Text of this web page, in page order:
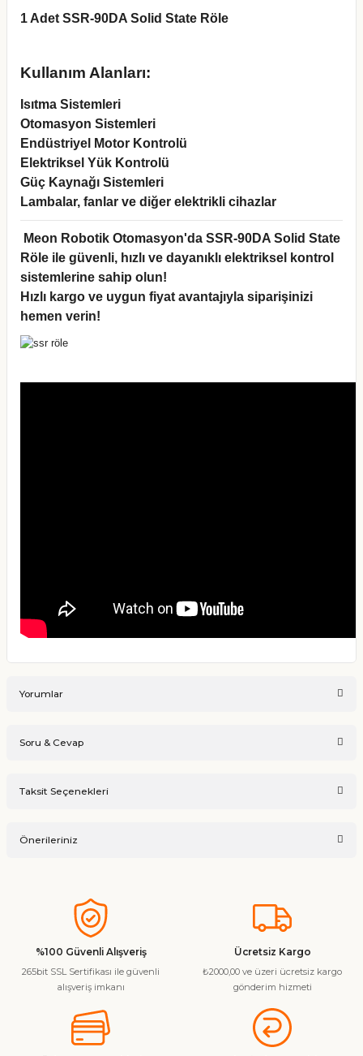
1 Adet SSR-90DA Solid State Röle
Kullanım Alanları:
Isıtma Sistemleri
Otomasyon Sistemleri
Endüstriyel Motor Kontrolü
Elektriksel Yük Kontrolü
Güç Kaynağı Sistemleri
Lambalar, fanlar ve diğer elektrikli cihazlar
Meon Robotik Otomasyon'da SSR-90DA Solid State
Röle ile güvenli, hızlı ve dayanıklı elektriksel kontrol
sistemlerine sahip olun!
Hızlı kargo ve uygun fiyat avantajıyla siparişinizi
hemen verin!
Yorumlar
Soru & Cevap
Taksit Seçenekleri
Önerileriniz
konularda yetersiz gördüğünüz noktaları öneri formunu
kullanarak tarafımıza iletebilirsiniz.
Görüş ve önerileriniz için teşekkür ederiz.
Ürün resmi kalitesiz, bozuk veya görüntülenemiyor.
Ürün bilgilerinde hatalar bulunuyor.
Ürün fiyatı diğer sitelerden daha pahalı.
%100 Güvenli Alışveriş
265bit SSL Sertifikası ile güvenli
alışveriş imkanı
Ücretsiz Kargo
₺2000,00 ve üzeri ücretsiz kargo
gönderim hizmeti